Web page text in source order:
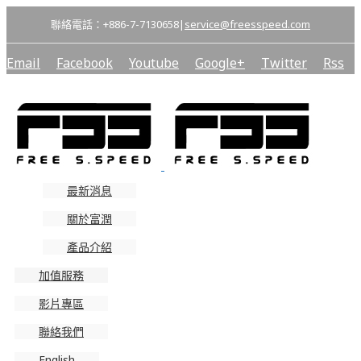
聯絡電話：+886-7-7130658| service@freesspeed.com
Email Facebook Youtube Google+ Twitter Rss
最新消息
關於富潤
產品介紹
加值服務
影片專區
聯絡我們